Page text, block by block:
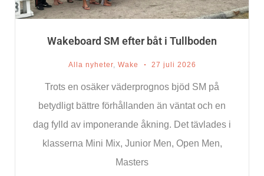
Wakeboard SM efter båt i Tullboden
Alla nyheter, Wake 27 juli 2026
Trots en osäker väderprognos bjöd SM på
betydligt bättre förhållanden än väntat och en
dag fylld av imponerande åkning. Det tävlades i
klasserna Mini Mix, Junior Men, Open Men,
Masters